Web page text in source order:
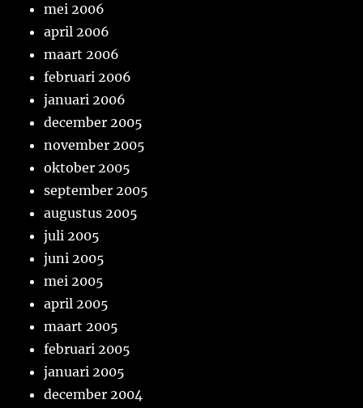
mei 2006
april 2006
maart 2006
februari 2006
januari 2006
december 2005
november 2005
oktober 2005
september 2005
augustus 2005
juli 2005
juni 2005
mei 2005
april 2005
maart 2005
februari 2005
januari 2005
december 2004